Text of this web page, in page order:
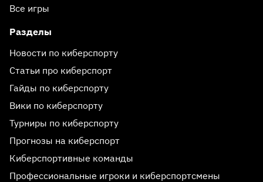
Все игры
Разделы
Новости по киберспорту
Статьи про киберспорт
Гайды по киберспорту
Вики по киберспорту
Турниры по киберспорту
Прогнозы на киберспорт
Киберспортивные команды
Профессиональные игроки и киберспортсмены